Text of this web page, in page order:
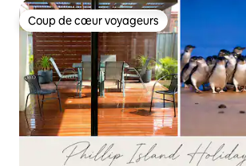
Coup de cœur voyageurs
Coup de cœur voyageurs